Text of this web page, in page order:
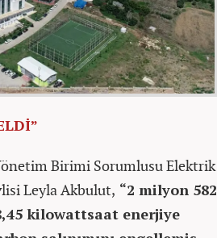
Birimi Sorumlusu Elektrik
Leyla Akbulut, “2 milyon 582
kilowattsaat enerjiye